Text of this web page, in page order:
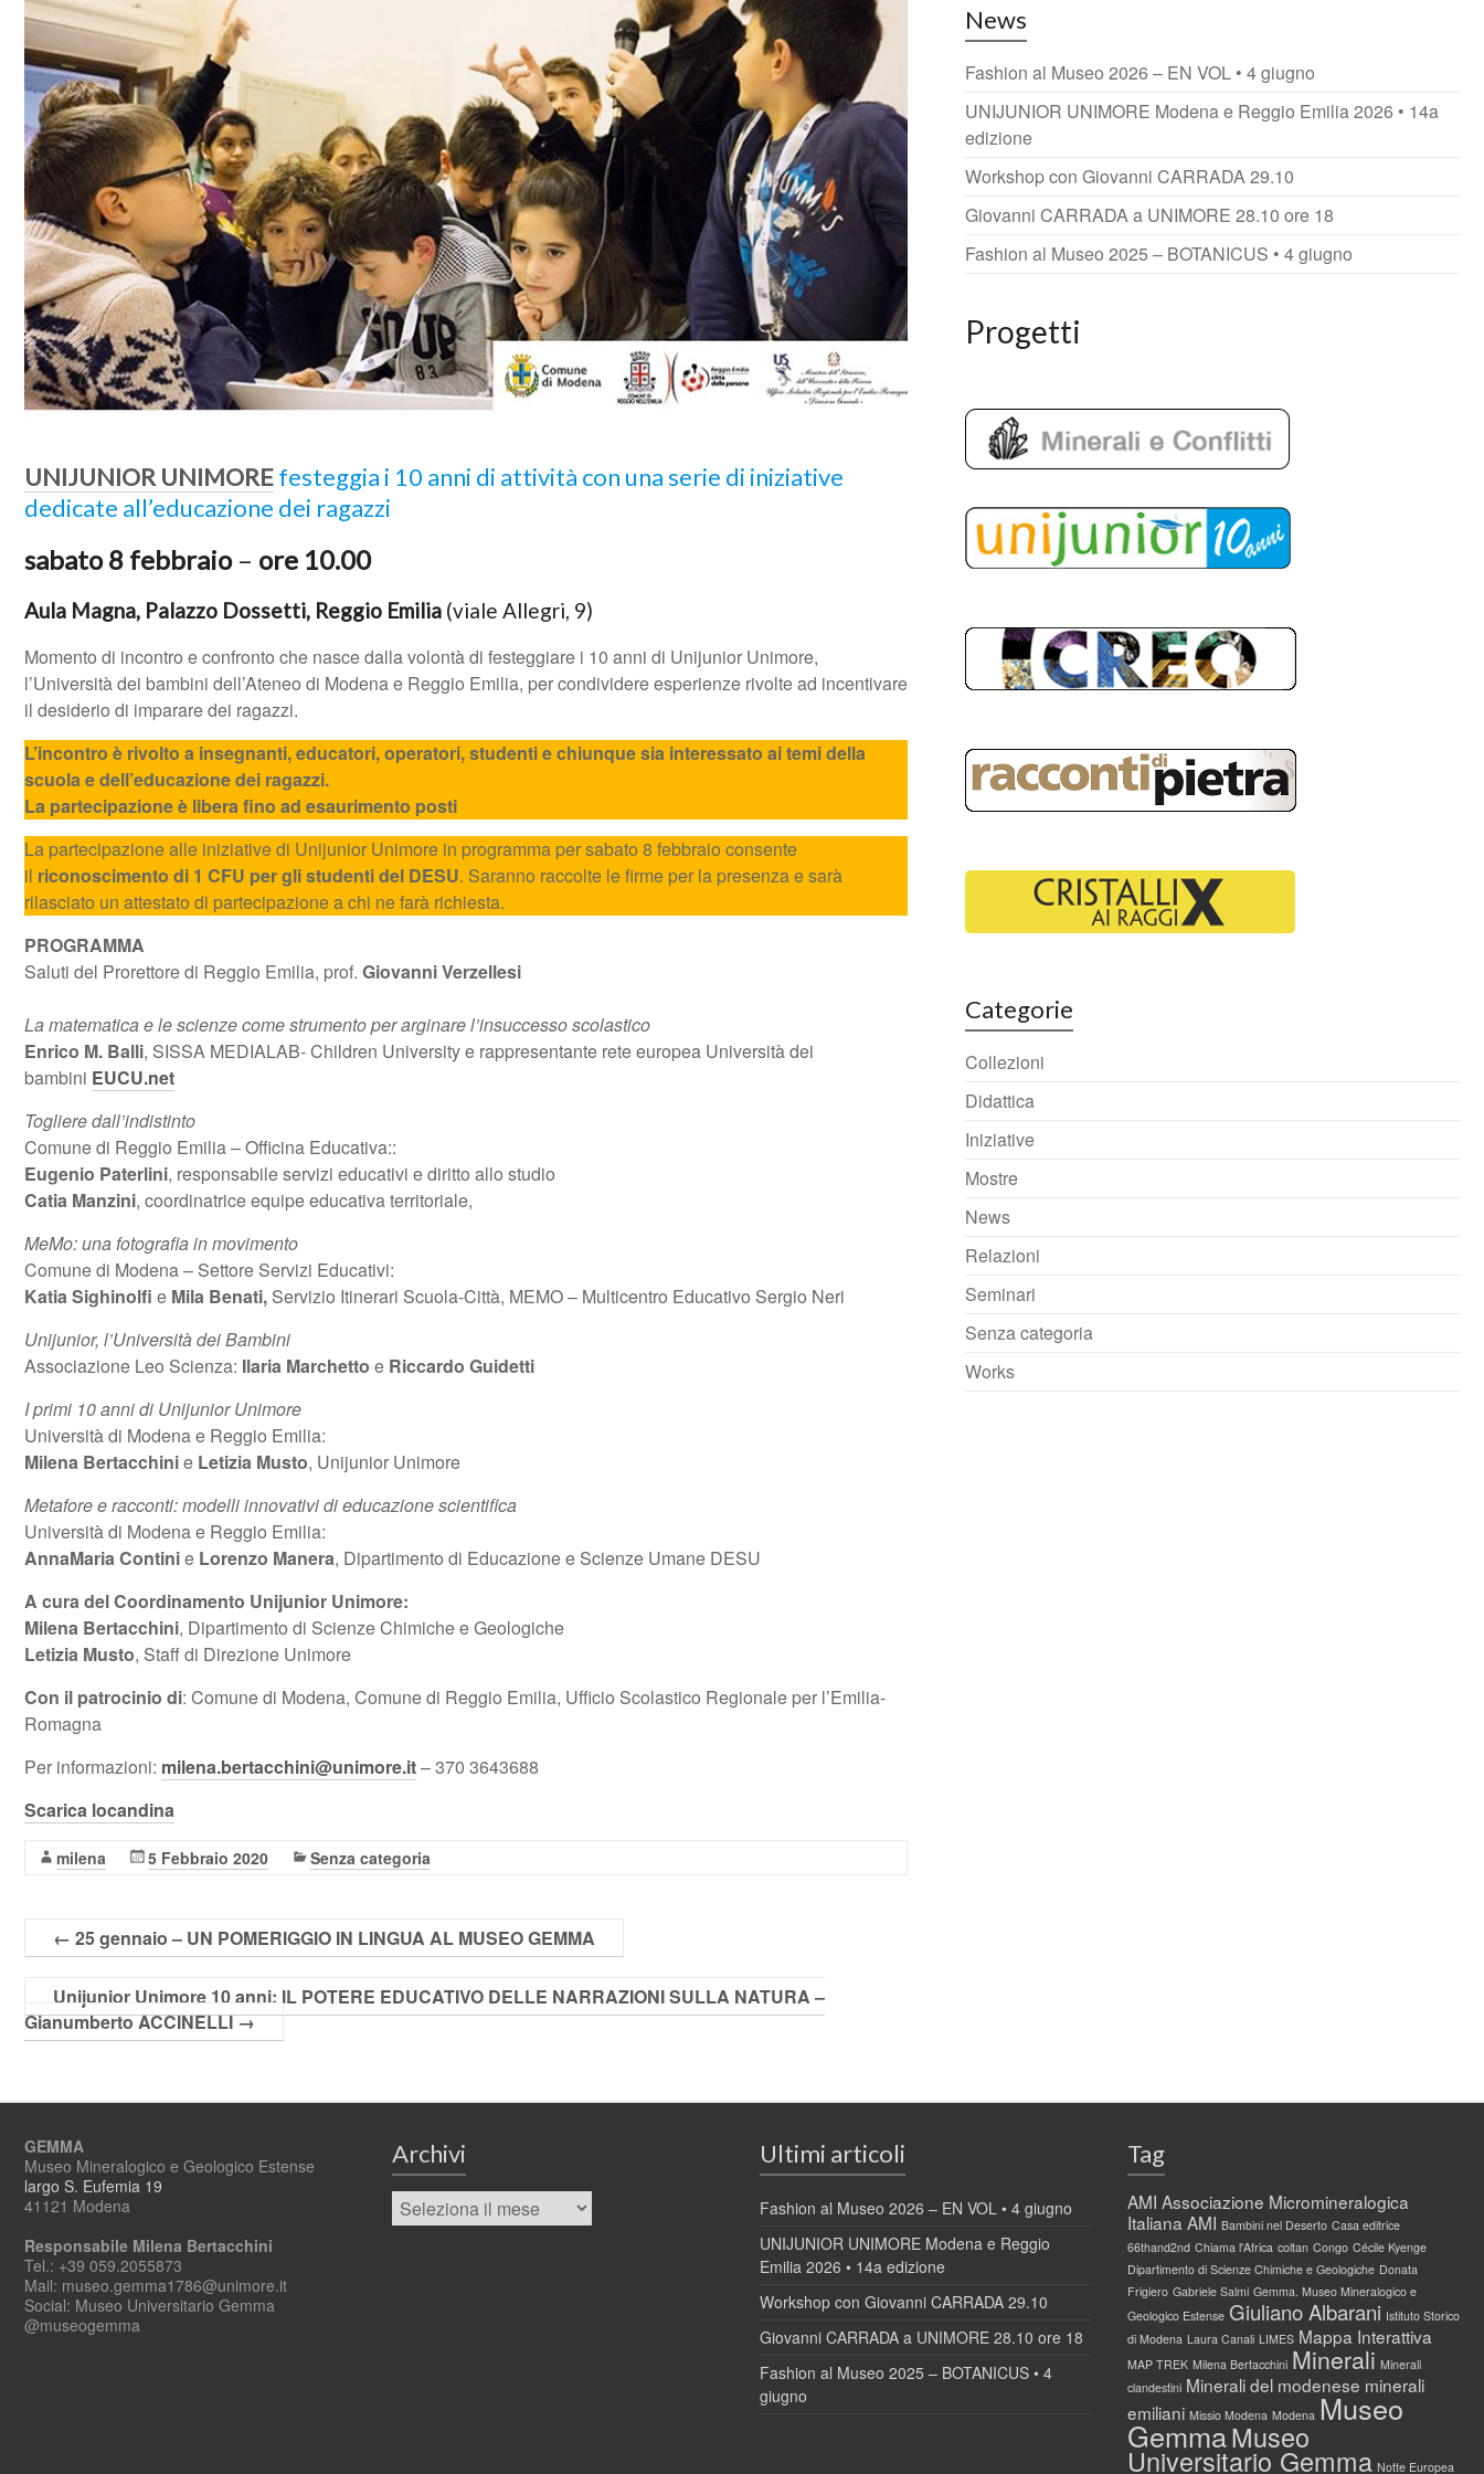
UNIJUNIOR UNIMOREfesteggia i 10 anni di attività con una serie di iniziative
dedicate all’educazione dei ragazzi
sabato 8 febbraio – ore 10.00
Aula Magna, Palazzo Dossetti, Reggio Emilia (viale Allegri, 9)
Momento di incontro e confronto che nasce dalla volontà di festeggiare i 10 anni di Unijunior Unimore,
l’Università dei bambini dell’Ateneo di Modena e Reggio Emilia, per condividere esperienze rivolte ad incentivare
il desiderio di imparare dei ragazzi.
L’incontro è rivolto a insegnanti, educatori, operatori, studenti e chiunque sia interessato ai temi della
scuola e dell’educazione dei ragazzi.
La partecipazione è libera fino ad esaurimento posti
La partecipazione alle iniziative di Unijunior Unimore in programma per sabato 8 febbraio consente
il riconoscimento di 1 CFU per gli studenti del DESU. Saranno raccolte le firme per la presenza e sarà
rilasciato un attestato di partecipazione a chi ne farà richiesta.
PROGRAMMA
Saluti del Prorettore di Reggio Emilia, prof. Giovanni Verzellesi
La matematica e le scienze come strumento per arginare l’insuccesso scolastico
Enrico M. Balli, SISSA MEDIALAB- Children University e rappresentante rete europea Università dei
bambini EUCU.net
Togliere dall’indistinto
Comune di Reggio Emilia – Officina Educativa::
Eugenio Paterlini, responsabile servizi educativi e diritto allo studio
Catia Manzini, coordinatrice equipe educativa territoriale,
MeMo: una fotografia in movimento
Comune di Modena – Settore Servizi Educativi:
Katia Sighinolfi e Mila Benati, Servizio Itinerari Scuola-Città, MEMO – Multicentro Educativo Sergio Neri
Unijunior, l’Università dei Bambini
Associazione Leo Scienza: Ilaria Marchetto e Riccardo Guidetti
I primi 10 anni di Unijunior Unimore
Università di Modena e Reggio Emilia:
Milena Bertacchinie Letizia Musto, Unijunior Unimore
Metafore e racconti: modelli innovativi di educazione scientifica
Università di Modena e Reggio Emilia:
AnnaMaria Continie Lorenzo Manera, Dipartimento di Educazione e Scienze Umane DESU
A cura del Coordinamento Unijunior Unimore:
Milena Bertacchini, Dipartimento di Scienze Chimiche e Geologiche
Letizia Musto, Staff di Direzione Unimore
Con il patrocinio di: Comune di Modena, Comune di Reggio Emilia, Ufficio Scolastico Regionale per l’Emilia-
Romagna
Per informazioni: milena.bertacchini@unimore.it– 370 3643688
Scarica locandina
milena 5 Febbraio 2020 Senza categoria
← 25 gennaio – UN POMERIGGIO IN LINGUA AL MUSEO GEMMA
Unijunior Unimore 10 anni: IL POTERE EDUCATIVO DELLE NARRAZIONI SULLA NATURA –
Gianumberto ACCINELLI→
News
Fashion al Museo 2026 – EN VOL • 4 giugno
UNIJUNIOR UNIMORE Modena e Reggio Emilia 2026 • 14a
edizione
Workshop con Giovanni CARRADA 29.10
Giovanni CARRADA a UNIMORE 28.10 ore 18
Fashion al Museo 2025 – BOTANICUS • 4 giugno
Progetti
Categorie
Collezioni
Didattica
Iniziative
Mostre
News
Relazioni
Seminari
Senza categoria
Works
GEMMA
Museo Mineralogico e Geologico Estense
largo S. Eufemia 19
41121 Modena
Responsabile Milena Bertacchini
Tel.: +39 059.2055873
Mail: museo.gemma1786@unimore.it
Social: Museo Universitario Gemma
@museogemma
Archivi Ultimi articoli
Fashion al Museo 2026 – EN VOL • 4 giugno
UNIJUNIOR UNIMORE Modena e Reggio
Emilia 2026 • 14a edizione
Workshop con Giovanni CARRADA 29.10
Giovanni CARRADA a UNIMORE 28.10 ore 18
Fashion al Museo 2025 – BOTANICUS • 4
giugno
Tag
AMI Associazione Micromineralogica
Italiana AMI Bambini nel Deserto Casa editrice
66thand2nd Chiama l'Africa coltan Congo Cécile Kyenge
Dipartimento di Scienze Chimiche e Geologiche Donata
Frigiero Gabriele Salmi Gemma. Museo Mineralogico e
Geologico Estense Giuliano Albarani Istituto Storico
di Modena Laura Canali LIMES Mappa Interattiva
MAP TREK Milena Bertacchini Minerali Minerali
clandestini Minerali del modenese minerali
emiliani Missio Modena Modena Museo
GemmaMuseo
Universitario Gemma Notte Europea